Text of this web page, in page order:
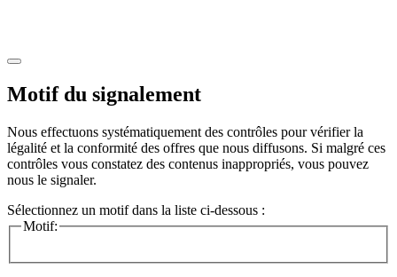
Motif du signalement
Nous effectuons systématiquement des contrôles pour vérifier la
légalité et la conformité des offres que nous diffusons. Si malgré ces
contrôles vous constatez des contenus inappropriés, vous pouvez
nous le signaler.
Sélectionnez un motif dans la liste ci-dessous :
Motif: